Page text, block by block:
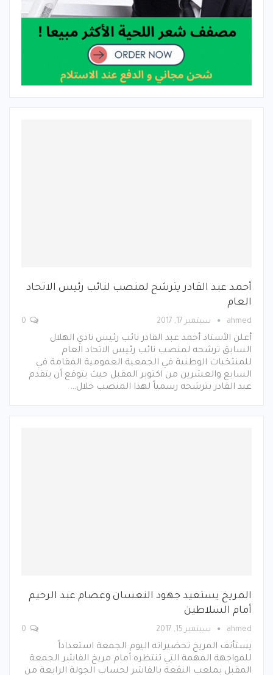
أحمد عبد القادر يترشح لمنصب لنائب رئيس الاتحاد
العام
ahmed سبتمبر 17, 2017
أعلن الأستاذ أحمد عبد القادر نائب رئيس نادي الهلال
السابق ترشحه لمنصب نائب رئيس الاتحاد العام
للمنتخبات الوطنية في الجمعية العمومية المقامة في
السابع والعشرين من اكتوبر المقبل حيث يتوقع أن يتقدم
عبد القادر بترشحه رسمياً لهذا المنصب خلال…
المريخ يستعيد جهود النعسان وعصام عبد الرحيم
أمام السلاطين
ahmed سبتمبر 15, 2017
يستأنف المريخ تحضيراته اليوم الجمعة استعداداً
للمواجهة المهمة التي تنتظره أمام مريخ الفاشر الجمعة
المقبل بملعب النقعة بالفاشر لحساب الجولة الرابعة من